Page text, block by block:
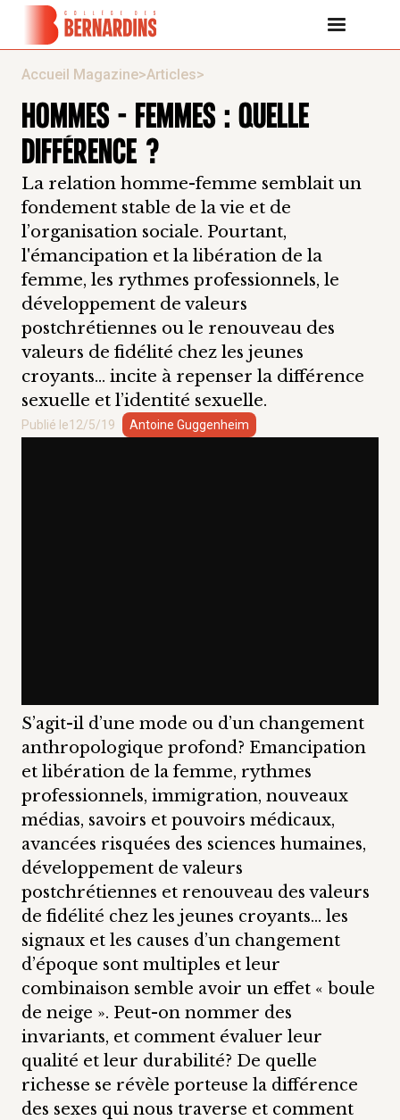
Accueil Magazine>Articles>
HOMMES – FEMMES : QUELLE
DIFFÉRENCE ?
La relation homme-femme semblait un
fondement stable de la vie et de
l’organisation sociale. Pourtant,
l'émancipation et la libération de la
femme, les rythmes professionnels, le
développement de valeurs
postchrétiennes ou le renouveau des
valeurs de fidélité chez les jeunes
croyants… incite à repenser la différence
sexuelle et l’identité sexuelle.
Publié le12/5/19 Antoine Guggenheim
S’agit-il d’une mode ou d’un changement
anthropologique profond? Emancipation
et libération de la femme, rythmes
professionnels, immigration, nouveaux
médias, savoirs et pouvoirs médicaux,
avancées risquées des sciences humaines,
développement de valeurs
postchrétiennes et renouveau des valeurs
de fidélité chez les jeunes croyants… les
signaux et les causes d’un changement
d’époque sont multiples et leur
combinaison semble avoir un effet « boule
de neige ». Peut-on nommer des
invariants, et comment évaluer leur
qualité et leur durabilité? De quelle
richesse se révèle porteuse la différence
des sexes qui nous traverse et comment